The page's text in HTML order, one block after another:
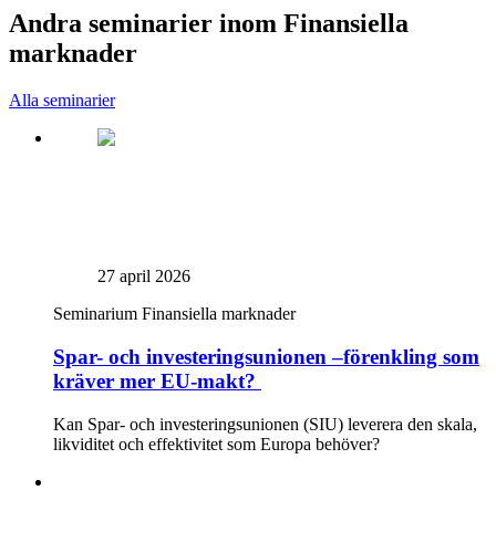
Andra seminarier inom Finansiella
marknader
Alla seminarier
27 april 2026
Seminarium Finansiella marknader
Spar- och investeringsunionen –förenkling som
kräver mer EU-makt?
Kan Spar- och investeringsunionen (SIU) leverera den skala,
likviditet och effektivitet som Europa behöver?